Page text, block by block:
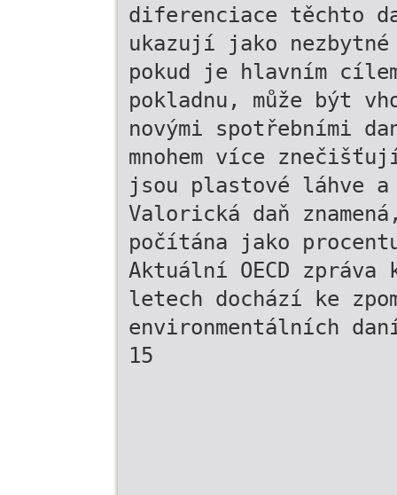
diferenciace těchto
ukazují jako
pokud je hlavním
pokladnu, může být
novými spotřebními
mnohem více
jsou plastové láhve
Valorická daň
počítána jako
Aktuální OECD
letech dochází ke
environmentálních
15